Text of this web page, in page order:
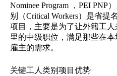
Nominee Program ，PEI PNP
别（Critical Workers）是省提
项目，主要是为了让外籍工
里的中级职位，满足那些在
雇主的需求。
关键工人类别项目优势